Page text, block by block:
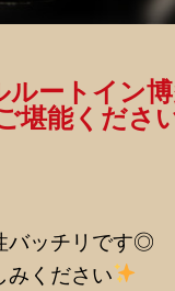
ルートイン
堪能くださ
バッチリです◎
みください